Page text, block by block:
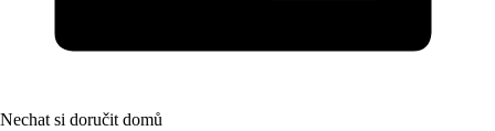
Nechat si doručit domů